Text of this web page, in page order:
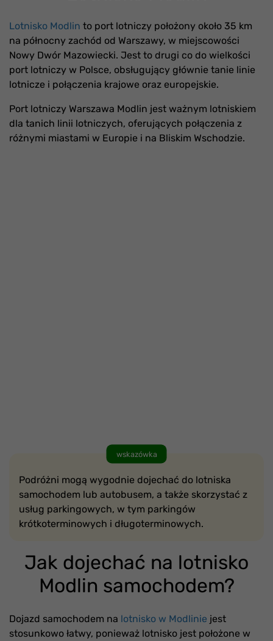
Lotnisko Modlin to port lotniczy położony około 35 km
na północny zachód od Warszawy, w miejscowości
Nowy Dwór Mazowiecki. Jest to drugi co do wielkości
port lotniczy w Polsce, obsługujący głównie tanie linie
lotnicze i połączenia krajowe oraz europejskie.
Port lotniczy Warszawa Modlin jest ważnym lotniskiem
dla tanich linii lotniczych, oferujących połączenia z
różnymi miastami w Europie i na Bliskim Wschodzie.
wskazówka
Podróżni mogą wygodnie dojechać do lotniska
samochodem lub autobusem, a także skorzystać z
usług parkingowych, w tym parkingów
krótkoterminowych i długoterminowych.
Jak dojechać na lotnisko
Modlin samochodem?
Dojazd samochodem na lotnisko w Modlinie jest
stosunkowo łatwy, ponieważ lotnisko jest położone w